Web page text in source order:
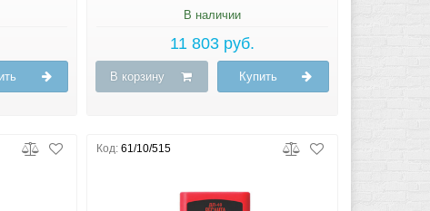
В наличии
11 803 руб.
В корзину Купить
Код:61/10/515